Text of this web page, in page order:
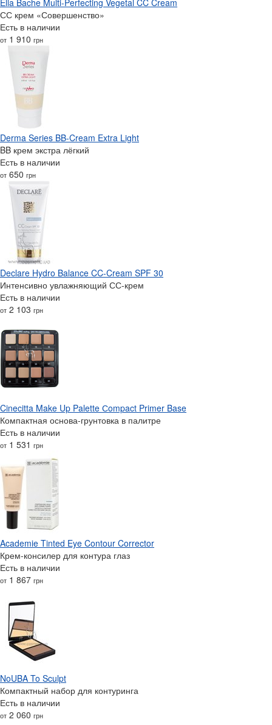
СС крем «Совершенство»
Есть в наличии
от 1 910 грн
Derma Series BB-Cream Extra Light
BB крем экстра лёгкий
Есть в наличии
от 650 грн
Declare Hydro Balance CC-Cream SPF 30
Интенсивно увлажняющий СС-крем
Есть в наличии
от 2 103 грн
Cinecitta Make Up Palette Сompact Primer Base
Компактная основа-грунтовка в палитре
Есть в наличии
от 1 531 грн
Academie Tinted Eye Contour Corrector
Крем-консилер для контура глаз
Есть в наличии
от 1 867 грн
NoUBA To Sculpt
Компактный набор для контуринга
Есть в наличии
от 2 060 грн